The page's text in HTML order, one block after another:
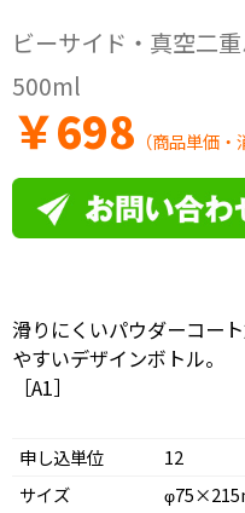
ビーサイド・真空二
500ml
￥698 （商品単価・
滑りにくいパウダーコー
やすいデザインボトル。
［A1］
申し込単位
12
サイズ